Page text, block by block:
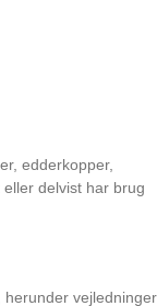
edderkopper,
delvist har brug
herunder vejledninger